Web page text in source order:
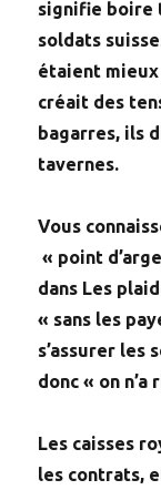
signifie boire
soldats
étaient mieux
créait des
bagarres, ils
tavernes.
Vous
« point
dans Les
« sans les
s’assurer les
donc « on
Les caisses
les contrats,